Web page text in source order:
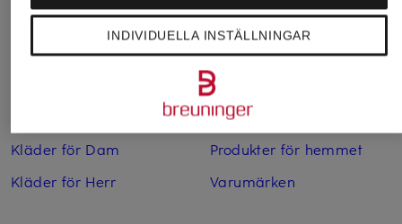
Fler kategorier
Barnmode
Kläder för Dam
Kläder för Herr
Lyxmode för Barn
Lyxmode för Dam
Lyxmode för Herr
Produkter för hemmet
Varumärken
INDIVIDUELLA INSTÄLLNINGAR